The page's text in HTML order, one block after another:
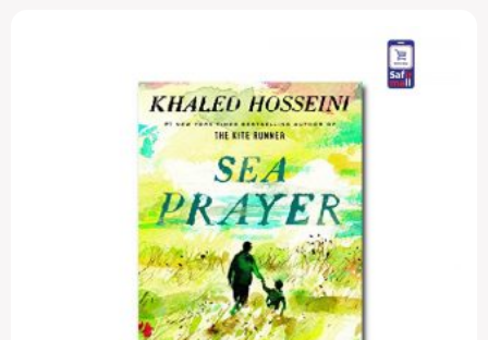
داستانی
2017
ربعی
463
افزودن دیدگاه جدید
هنوز بررسی‌ای ثبت نشده است.